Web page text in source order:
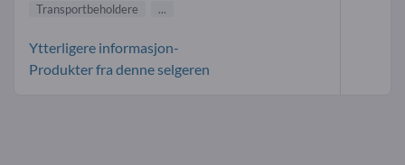
Transportbeholdere
...
Ytterligere informasjon-
Produkter fra denne selgeren